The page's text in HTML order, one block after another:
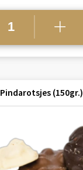
Pindarotsjes (150gr.)